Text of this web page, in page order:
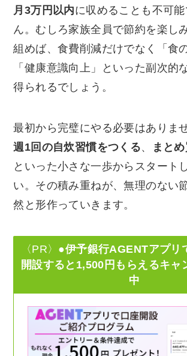
月3万円以内に収めることも不可
ん。むしろ家族全員で節約を楽し
組めば、食費削減だけでなく「食
「健康意識向上」といった副次的
得られるでしょう。
最初から完璧にやる必要はありま
週1回の自炊習慣をつくる、
まと
といった小さな一歩からスタート
い。その積み重ねが、無理のない
然と形作っていきます。
〈PR〉 ●伊予銀行AGENTアプリ
開設すると1,500円もらえるキャ
中